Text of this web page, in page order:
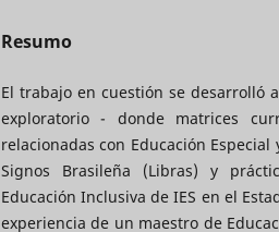
Resumo
El trabajo en cuestión se desarrolló
exploratorio - donde matrices
relacionadas con Educación
Signos Brasileña (Libras) y
Educación Inclusiva de IES en el
experiencia de un maestro de